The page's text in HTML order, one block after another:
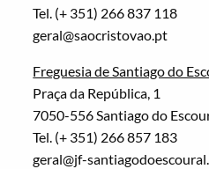
Tel. (+ 351) 266 837 118
geral@saocristovao.pt
Freguesia de Santiago do
Praça da República, 1
7050-556 Santiago do
Tel. (+ 351) 266 857 183
geral@jf-